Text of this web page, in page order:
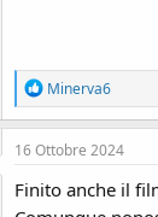
R
e
a
c
i
o
Minerva6
16 Ottobre 2024
Finito anche il